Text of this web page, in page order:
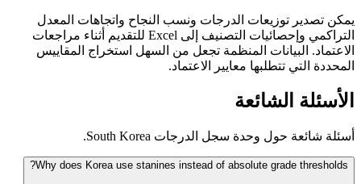
يمكن تصدير توزيعات الدرجات ونسب النجاح واتجاهات المعدل
التراكمي وإحصائيات التصنيف إلى Excel للتقديم أثناء مراجعات
الاعتماد. البيانات المنظمة تجعل من السهل استخراج المقاييس
المحددة التي تتطلبها معايير الاعتماد.
الأسئلة الشائعة
أسئلة شائعة حول وحدة سجل الدرجات South Korea.
Why does Korea use stanines instead of absolute grade thresholds?